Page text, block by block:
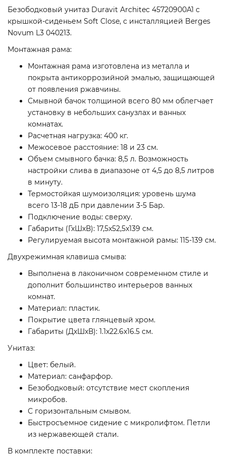
Безободковый унитаз Duravit Architec 45720900A1 с
крышкой-сиденьем Soft Close, с инсталляцией Berges
Novum L3 040213.
Монтажная рама:
Монтажная рама изготовлена из металла и
покрыта антикоррозийной эмалью, защищающей
от появления ржавчины.
Смывной бачок толщиной всего 80 мм облегчает
установку в небольших санузлах и ванных
комнатах.
Расчетная нагрузка: 400 кг.
Межосевое расстояние: 18 и 23 см.
Объем смывного бачка: 8,5 л. Возможность
настройки слива в диапазоне от 4,5 до 8,5 литров
в минуту.
Термостойкая шумоизоляция: уровень шума
всего 13-18 дБ при давлении 3-5 Бар.
Подключение воды: сверху.
Габариты (ГхШхВ): 17,5x52,5x139 см.
Регулируемая высота монтажной рамы: 115-139 см.
Двухрежимная клавиша смыва:
Выполнена в лаконичном современном стиле и
дополнит большинство интерьеров ванных
комнат.
Материал: пластик.
Покрытие цвета глянцевый хром.
Габариты (ДхШхВ): 1.1x22.6x16.5 см.
Унитаз:
Цвет: белый.
Материал: санфарфор.
Безободковый: отсутствие мест скопления
микробов.
С горизонтальным смывом.
Быстросъемное сидение с микролифтом. Петли
из нержавеющей стали.
В комплекте поставки: